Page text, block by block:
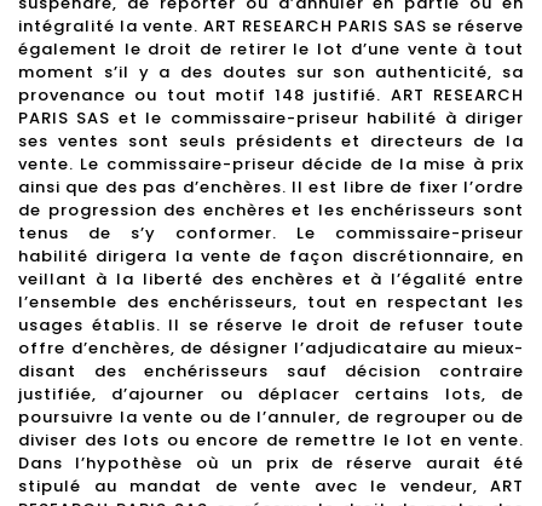
intégralité la vente. ART RESEARCH PARIS SAS se réserve
également le droit de retirer le lot d’une vente à tout
moment s’il y a des doutes sur son authenticité, sa
provenance ou tout motif 148 justifié. ART RESEARCH
PARIS SAS et le commissaire-priseur habilité à diriger
ses ventes sont seuls présidents et directeurs de la
vente. Le commissaire-priseur décide de la mise à prix
ainsi que des pas d’enchères. Il est libre de fixer l’ordre
de progression des enchères et les enchérisseurs sont
tenus de s’y conformer. Le commissaire-priseur
habilité dirigera la vente de façon discrétionnaire, en
veillant à la liberté des enchères et à l’égalité entre
l’ensemble des enchérisseurs, tout en respectant les
usages établis. Il se réserve le droit de refuser toute
offre d’enchères, de désigner l’adjudicataire au mieux-
disant des enchérisseurs sauf décision contraire
justifiée, d’ajourner ou déplacer certains lots, de
poursuivre la vente ou de l’annuler, de regrouper ou de
diviser des lots ou encore de remettre le lot en vente.
Dans l’hypothèse où un prix de réserve aurait été
stipulé au mandat de vente avec le vendeur, ART